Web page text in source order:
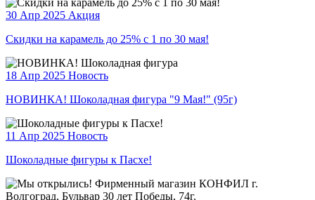
30 Апр 2025 Акция
Скидки на карамель до 25% с 1 по 30 мая!
18 Апр 2025 Новость
НОВИНКА! Шоколадная фигура "9 Мая!" (95г)
11 Апр 2025 Новость
Шоколадные фигуры к Пасхе!